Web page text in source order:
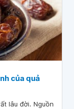
của quả
lâu đời. Nguồn